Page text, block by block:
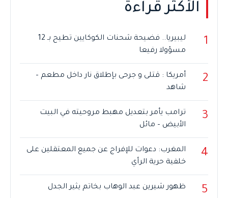
الأكثر قراءة
1
ليبيريا.. فضيحة شحنات الكوكايين تطيح بـ 12
مسؤولا رفيعا
2
أمريكا : قتلى و جرحى بإطلاق نار داخل مطعم –
شاهد
3
ترامب يأمر بتعديل مهبط مروحيته في البيت
الأبيض – مائل
4
المغرب: دعوات للإفراج عن جميع المعتقلين على
خلفية حرية الرأي
5 ظهور شيرين عبد الوهاب بخاتم يثير الجدل